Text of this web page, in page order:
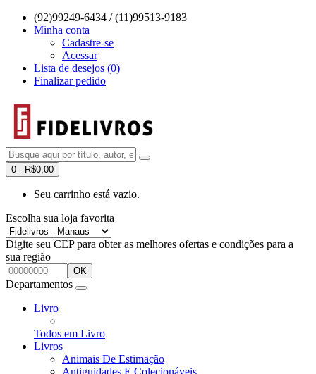
(92)99249-6434 / (11)99513-9183
Minha conta
Cadastre-se
Acessar
Lista de desejos (0)
Finalizar pedido
0 - R$0,00
Seu carrinho está vazio.
Escolha sua loja favorita
Digite seu CEP para obter as melhores ofertas e condições para a
sua região
OK
Departamentos
Livro
Todos em Livro
Livros
Animais De Estimação
Antiguidades E Colecionáveis